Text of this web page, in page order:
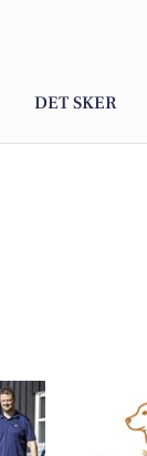
DET SKER